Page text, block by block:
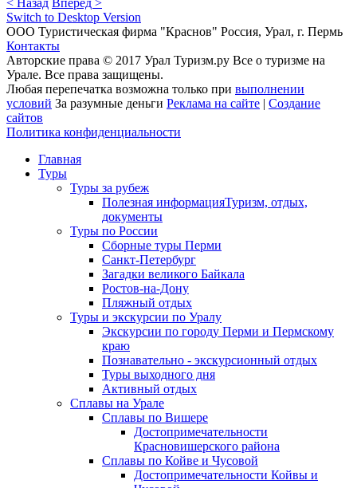
< Назад Вперед >
Switch to Desktop Version
ООО Туристическая фирма "Краснов" Россия, Урал, г. Пермь
Контакты
Авторские права © 2017 Урал Туризм.ру Все о туризме на
Урале. Все права защищены.
Любая перепечатка возможна только при выполнении
условий За разумные деньги Реклама на сайте | Создание
сайтов
Политика конфиденциальности
Главная
Туры
Туры за рубеж
Полезная информацияТуризм, отдых,
документы
Туры по России
Сборные туры Перми
Санкт-Петербург
Загадки великого Байкала
Ростов-на-Дону
Пляжный отдых
Туры и экскурсии по Уралу
Экскурсии по городу Перми и Пермскому
краю
Познавательно - экскурсионный отдых
Туры выходного дня
Активный отдых
Сплавы на Урале
Сплавы по Вишере
Достопримечательности
Красновишерского района
Сплавы по Койве и Чусовой
Достопримечательности Койвы и